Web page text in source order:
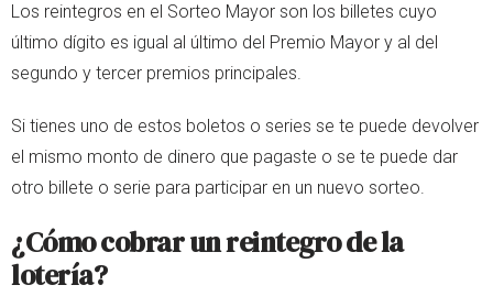
Los reintegros en el Sorteo Mayor son los billetes cuyo
último dígito es igual al último del Premio Mayor y al del
segundo y tercer premios principales.
Si tienes uno de estos boletos o series se te puede devolver
el mismo monto de dinero que pagaste o se te puede dar
otro billete o serie para participar en un nuevo sorteo.
¿Cómo cobrar un reintegro de la
lotería?